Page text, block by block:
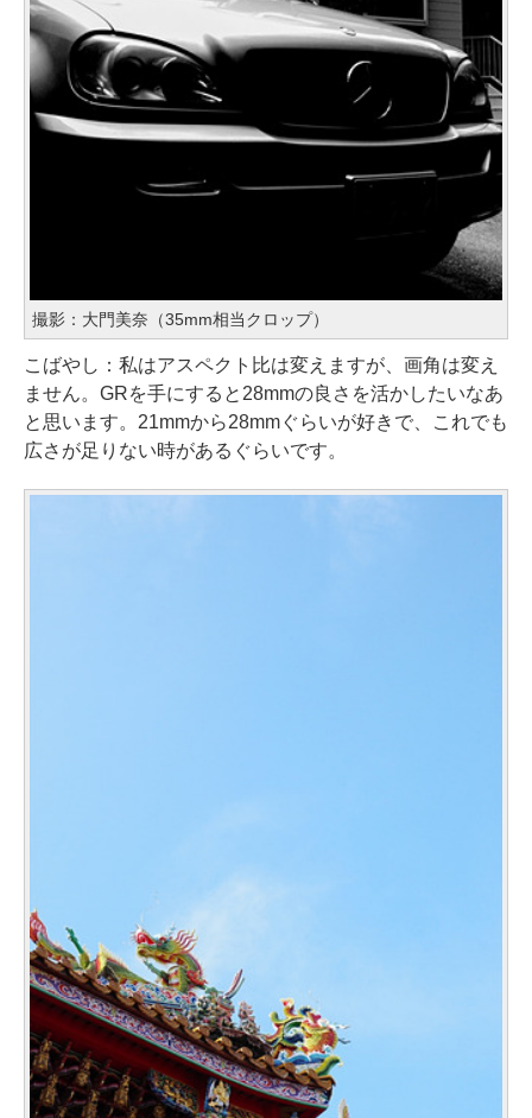
撮影：大門美奈（35mm相当クロップ）
こばやし：私はアスペクト比は変えますが、画角は変え
ません。GRを手にすると28mmの良さを活かしたいなあ
と思います。21mmから28mmぐらいが好きで、これでも
広さが足りない時があるぐらいです。